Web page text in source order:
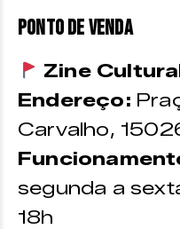
PONTO DE VENDA
Zine
Endereço:
Carvalho,
segunda a
18h